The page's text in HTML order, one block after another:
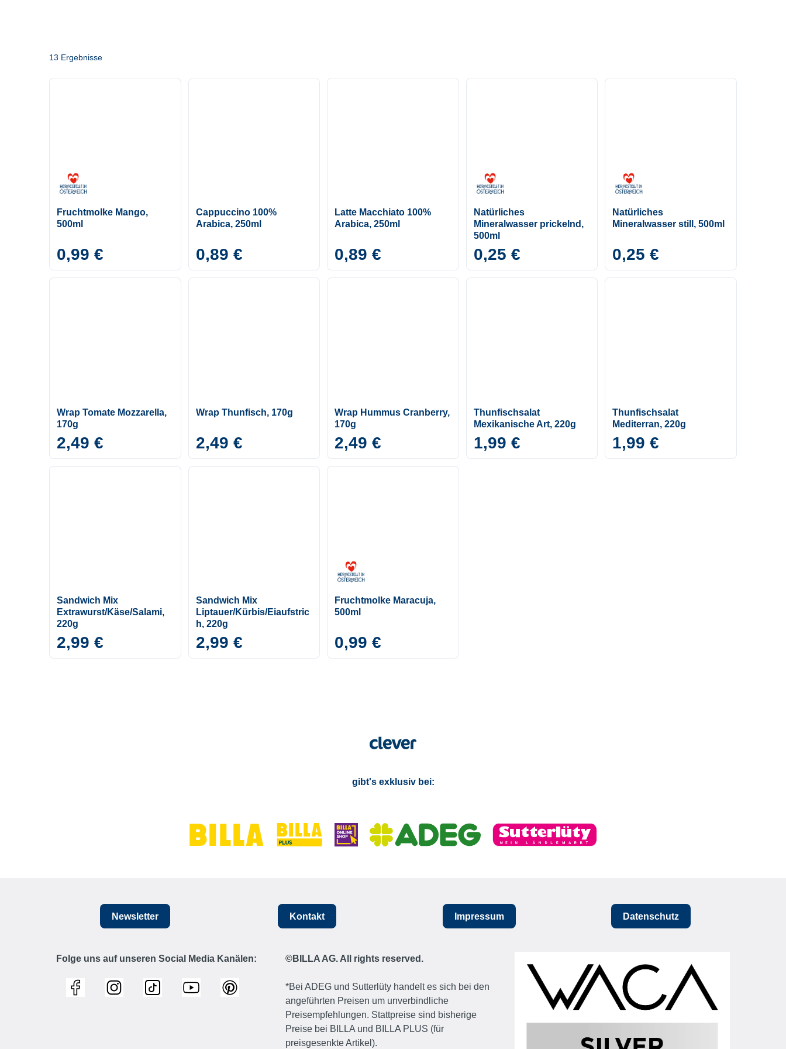
13 Ergebnisse
Fruchtmolke Mango,
500ml
0,99 €
Cappuccino 100%
Arabica, 250ml
0,89 €
Latte Macchiato 100%
Arabica, 250ml
0,89 €
Natürliches
Mineralwasser prickelnd,
500ml
0,25 €
Natürliches
Mineralwasser still, 500ml
0,25 €
Wrap Tomate Mozzarella,
170g
2,49 €
Wrap Thunfisch, 170g
2,49 €
Wrap Hummus Cranberry,
170g
2,49 €
Thunfischsalat
Mexikanische Art, 220g
1,99 €
Thunfischsalat
Mediterran, 220g
1,99 €
Sandwich Mix
Extrawurst/Käse/Salami,
220g
2,99 €
Sandwich Mix
Liptauer/Kürbis/Eiaufstric
h, 220g
2,99 €
Fruchtmolke Maracuja,
500ml
0,99 €
gibt's exklusiv bei:
Newsletter Kontakt Impressum Datenschutz
Folge uns auf unseren Social Media Kanälen: ©BILLA AG. All rights reserved.
*Bei ADEG und Sutterlüty handelt es sich bei den
angeführten Preisen um unverbindliche
Preisempfehlungen. Stattpreise sind bisherige
Preise bei BILLA und BILLA PLUS (für
preisgesenkte Artikel).